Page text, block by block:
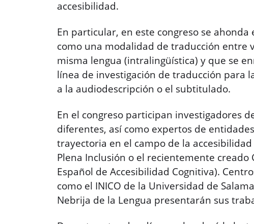
accesibilidad.
En particular, en este congreso se ahonda
como una modalidad de traducción entre
misma lengua (intralingüística) y que se
línea de investigación de traducción para
a la audiodescripción o el subtitulado.
En el congreso participan investigadores
diferentes, así como expertos de
trayectoria en el campo de la
Plena Inclusión o el recientemente creado
Español de Accesibilidad Cognitiva).
como el INICO de la Universidad de
Nebrija de la Lengua presentarán sus